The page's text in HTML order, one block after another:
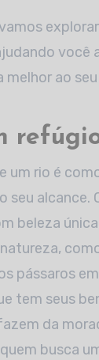
você
melhor ao
um rio é
seu alcance.
beleza
pássaros
tem seus
da
busca